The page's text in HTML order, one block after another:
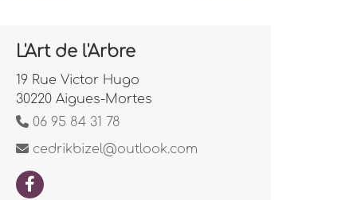
L'Art de l'Arbre
19 Rue Victor Hugo
30220 Aigues-Mortes
06 95 84 31 78
cedrikbizel@outlook.com